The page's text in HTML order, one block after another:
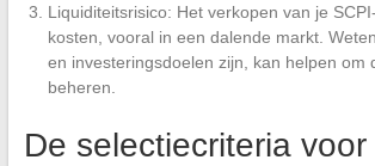
Liquiditeitsrisico: Het verkopen van je
kosten, vooral in een dalende markt.
en investeringsdoelen zijn, kan helpen om
beheren.
De selectiecriteria